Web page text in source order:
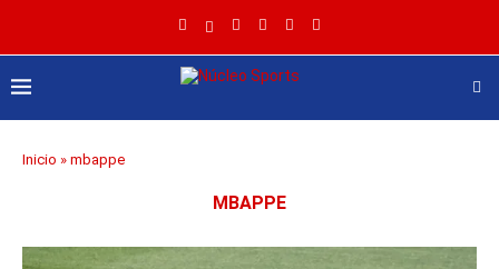
Inicio » mbappe
MBAPPE